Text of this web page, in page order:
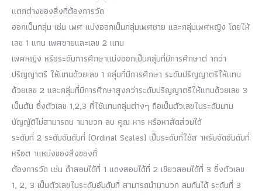
แตกต่างของสิ่งที่ต้องการวัด
ออกเป็นกลุ่ม เช่น เพศ แบ่งออกเป็นกลุ่มเพศชาย และกลุ่มเพศหญิง โดยให้
เลข 1 แทน เพศชายและเลข 2 แทน
เพศหญิง หรือระดับการศึกษาแบ่งออกเป็นกลุ่มที่มีการศึกษาต่ ากว่า
ปริญญาตรี ให้แทนด้วยเลข 1 กลุ่มที่มีการศึกษา ระดับปริญญาตรีให้แทน
ด้วยเลข 2 และกลุ่มที่มีการศึกษาสูงกว่าระดับปริญญาตรีให้แทนด้วยเลข 3
เป็นต้น ซึ่งตัวเลข 1,2,3 ที่ใช้แทนกลุ่มต่างๆ ถือเป็นตัวเลขในระดับนาม
บัญญัติไม่สามารถน ามาบวก ลบ คูณ หาร หรือหาสัดส่วนได้
ระดับที่ 2 ระดับอันดับที่ (Ordinal Scales) เป็นระดับที่ใช้ส าหรับจัดอันดับที่
หรือต าแหน่งของสิ่งของที่
ต้องการวัด เช่น ดำสอบได้ที่ 1 แดงสอบได้ที่ 2 เขียวสอบได้ที่ 3 ซึ่งตัวเลข
1, 2, 3 เป็นตัวเลขในระดับอันดับที่ สามารถนำมาบวก ลบกันได้ ระดับที่ 3